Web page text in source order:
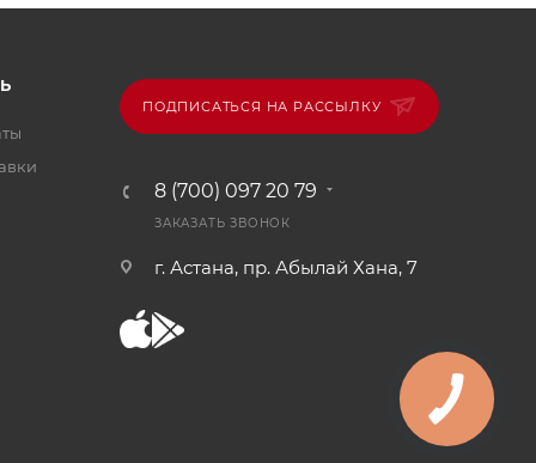
ПОДПИСАТЬСЯ НА РАССЫЛКУ
8 (700) 097 20 79
ЗАКАЗАТЬ ЗВОНОК
г. Астана, пр. Абылай Хана, 7